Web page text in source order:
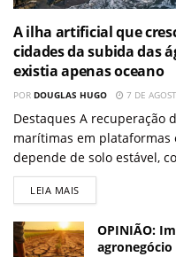
A ilha artificial que
cidades da subida das
existia apenas oceano
POR DOUGLAS HUGO 7 DE
Destaques A recuperação
marítimas em plataformas
depende de solo estável,
LEIA MAIS
OPINIÃO:
agronegócio